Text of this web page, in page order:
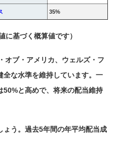
35%
に基づく概算値です）
オブ・アメリカ、ウェルズ・フ
全な水準を維持しています。一
と高めで、将来の配当維持
う。過去5年間の年平均配当成